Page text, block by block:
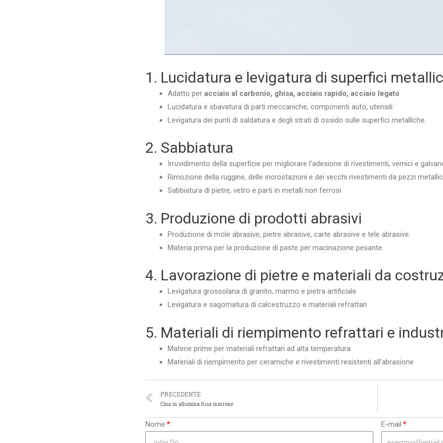
1. Lucidatura e levigatura di superfici
Adatto peracciaio al carbonio, ghisa, acciaio rapido, acciaio legato
Lucidatura e sbavatura di parti meccaniche, componenti auto, utensili
Levigatura dei punti di saldatura e degli strati di ossido sulle superfici metalliche
2. Sabbiatura
Irruvidimento della superficie per migliorare l’adesione di rivestimenti, vernici e
Rimozione della ruggine, delle incrostazioni e dei vecchi rivestimenti da pezzi
Sabbiatura di pietre, vetro e parti in metalli non ferrosi
3. Produzione di prodotti abrasivi
Produzione di mole abrasive, pietre abrasive, carte abrasive e tele abrasive.
Materia prima per la produzione di paste per macinazione pesante
4. Lavorazione di pietre e materiali da
Levigatura grossolana di granito, marmo e pietra artificiale
Levigatura e sagomatura di calcestruzzo e materiali refrattari
5. Materiali di riempimento refrattari e
Materie prime per materiali refrattari ad alta temperatura
Materiali di riempimento per ceramiche e rivestimenti resistenti all’abrasione
PRECEDENTE
Cina in allumina fusa marrone
Nome E-mail